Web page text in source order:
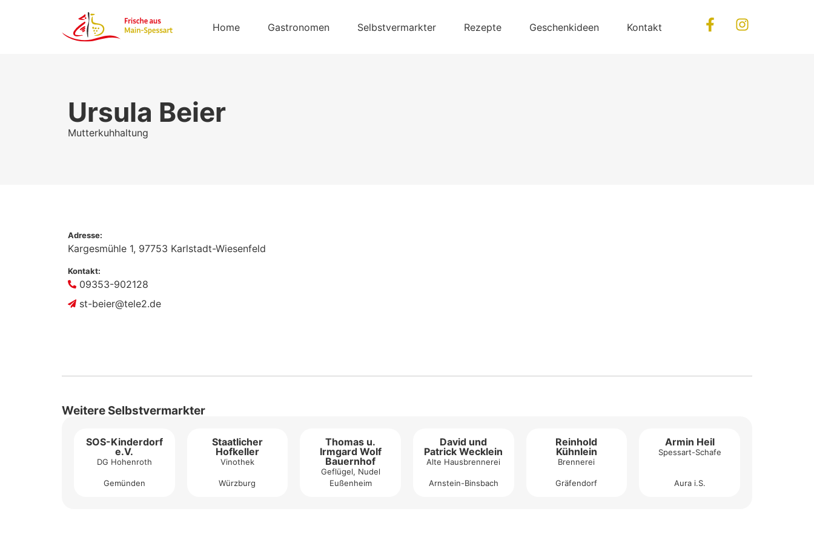
Home Gastronomen Selbstvermarkter Rezepte Geschenkideen Kontakt
Ursula Beier
Mutterkuhhaltung
Adresse:
Kargesmühle 1, 97753 Karlstadt-Wiesenfeld
Kontakt:
09353-902128
st-beier@tele2.de
Weitere Selbstvermarkter
SOS-Kinderdorf
e.V.
DG Hohenroth
Gemünden
Staatlicher
Hofkeller
Vinothek
Würzburg
Thomas u.
Irmgard Wolf
Bauernhof
Geflügel, Nudel
Eußenheim
David und
Patrick Wecklein
Alte Hausbrennerei
Arnstein-Binsbach
Reinhold
Kühnlein
Brennerei
Gräfendorf
Armin Heil
Spessart-Schafe
Aura i.S.